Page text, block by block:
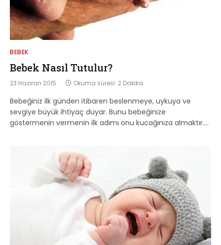
BEBEK
Bebek Nasıl Tutulur?
23 Haziran 2015 Okuma süresi: 2 Dakika
Bebeğiniz ilk günden itibaren beslenmeye, uykuya ve
sevgiye büyük ihtiyaç duyar. Bunu bebeğinize
göstermenin vermenin ilk adımı onu kucağınıza almaktır.…